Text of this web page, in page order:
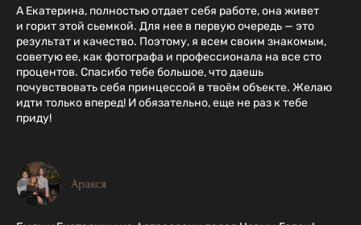
А Екатерина, полностью отдает себя работе, она живет
и горит этой сьемкой. Для нее в первую очередь — это
результат и качество. Поэтому, я всем своим знакомым,
советую ее, как фотографа и профессионала на все сто
процентов. Спасибо тебе большое, что даешь
почувствовать себя принцессой в твоём объекте. Желаю
идти только вперед! И обязательно, еще не раз к тебе
приду!
Аракся